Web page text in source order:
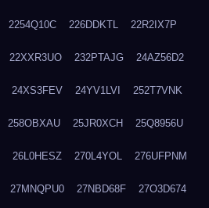
2254Q10C 226DDKTL 22R2IX7P
22XXR3UO 232PTAJG 24AZ56D2
24XS3FEV 24YV1LVI 252T7VNK
258OBXAU 25JR0XCH 25Q8956U
26L0HESZ 270L4YOL 276UFPNM
27MNQPU0 27NBD68F 27O3D674